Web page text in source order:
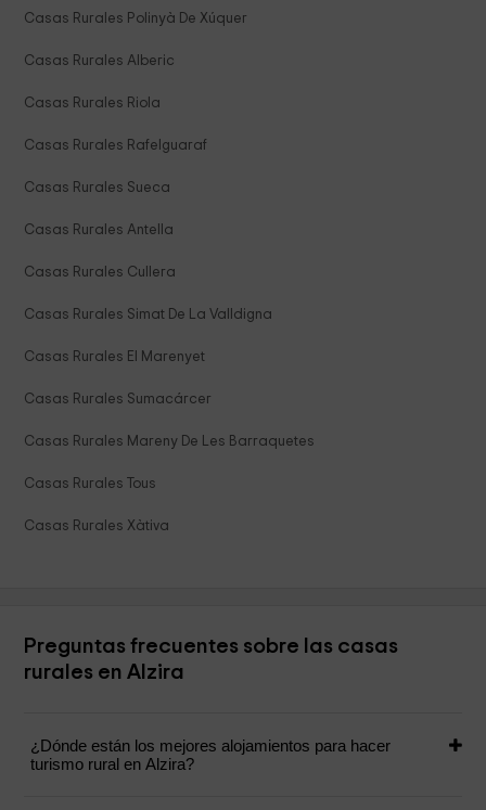
Casas Rurales Polinyà De Xúquer
Casas Rurales Alberic
Casas Rurales Riola
Casas Rurales Rafelguaraf
Casas Rurales Sueca
Casas Rurales Antella
Casas Rurales Cullera
Casas Rurales Simat De La Valldigna
Casas Rurales El Marenyet
Casas Rurales Sumacárcer
Casas Rurales Mareny De Les Barraquetes
Casas Rurales Tous
Casas Rurales Xàtiva
Preguntas frecuentes sobre las casas
rurales en Alzira
¿Dónde están los mejores alojamientos para hacer
turismo rural en Alzira?